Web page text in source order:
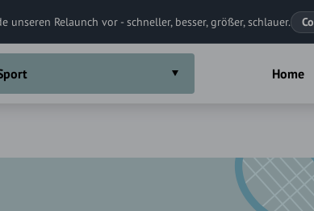
unseren Relaunch vor - schneller, besser, größer, schlauer.
Home